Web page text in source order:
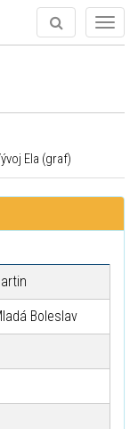
Ela (graf)
Boleslav